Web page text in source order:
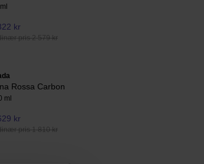
kr
pris 2 579 kr
Rossa Carbon
ml
kr
pris 1 810 kr